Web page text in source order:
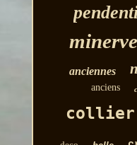
minerve
anciennes
anciens
collier